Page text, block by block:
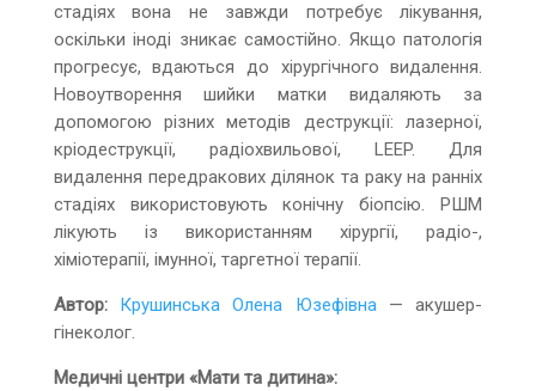
стадіях вона не завжди потребує лікування,
оскільки іноді зникає самостійно. Якщо патологія
прогресує, вдаються до хірургічного видалення.
Новоутворення шийки матки видаляють за
допомогою різних методів деструкції: лазерної,
кріодеструкції, радіохвильової, LEEP. Для
видалення передракових ділянок та раку на ранніх
стадіях використовують конічну біопсію. РШМ
лікують із використанням хірургії, радіо-,
хіміотерапії, імунної, таргетної терапії.
Автор: Крушинська Олена Юзефівна— акушер-
гінеколог.
Медичні центри «Мати та дитина»: